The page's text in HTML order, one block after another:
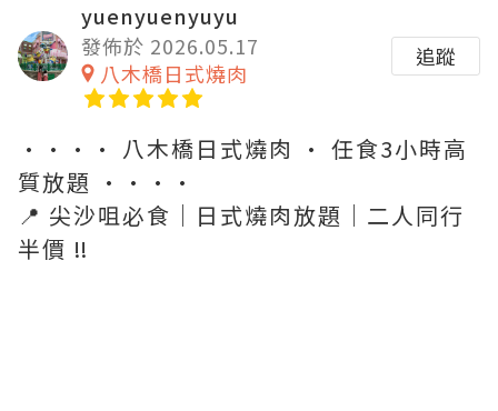
yuenyuenyuyu
發佈於 2026.05.17
八木橋日式燒肉
追蹤
•••• 八木橋日式燒肉 • 任食3小時高
質放題 ••••
📍 尖沙咀必食｜日式燒肉放題｜二人同行
半價 ‼️